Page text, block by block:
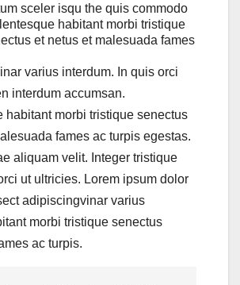
sceler isqu the quis commodo
habitant morbi tristique
et netus et malesuada fames
varius interdum. In quis orci
interdum accumsan.
habitant morbi tristique senectus
fames ac turpis egestas.
aliquam velit. Integer tristique
ut ultricies. Lorem ipsum dolor
adipiscingvinar varius
morbi tristique senectus
ac turpis.